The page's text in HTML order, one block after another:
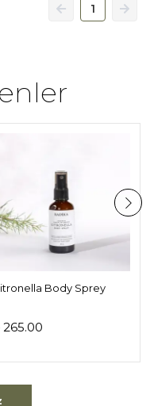
1
Body Sprey
265.00